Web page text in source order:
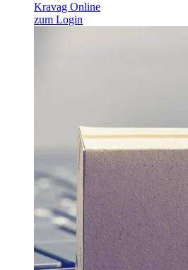
Kravag Online
zum Login